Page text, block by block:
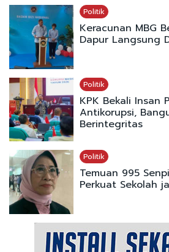
Politik
Keracunan MBG
Dapur Langsung
Politik
KPK Bekali Insan
Antikorupsi,
Berintegritas
Politik
Temuan 995
Perkuat Sekolah